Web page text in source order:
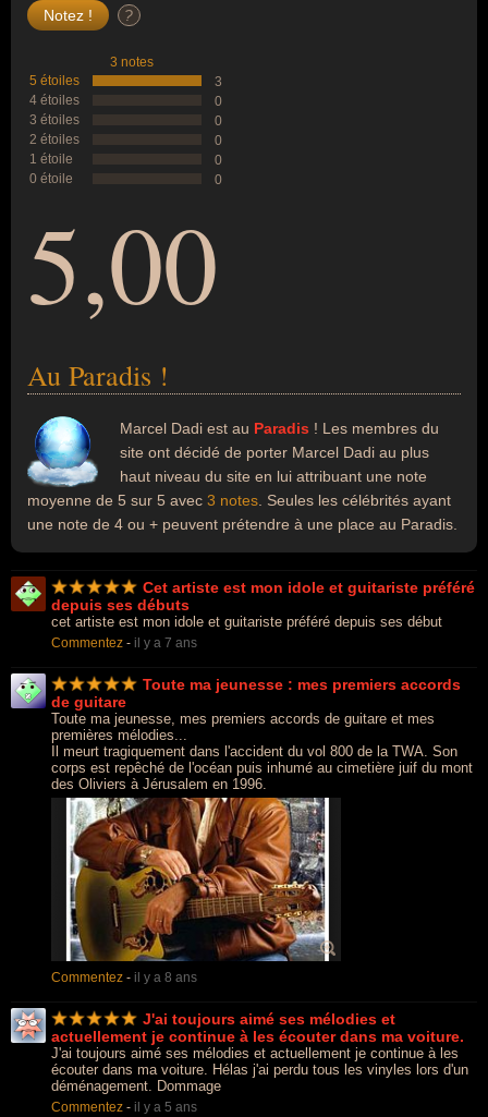
?
3 notes
5 étoiles
3
4 étoiles
0
3 étoiles
0
2 étoiles
0
1 étoile
0
0 étoile
0
5,00
Au Paradis !
Marcel Dadi est au Paradis ! Les membres du
site ont décidé de porter Marcel Dadi au plus
haut niveau du site en lui attribuant une note
moyenne de 5 sur 5 avec 3 notes . Seules les célébrités ayant
une note de 4 ou + peuvent prétendre à une place au Paradis.
Cet artiste est mon idole et guitariste préféré
depuis ses débuts
cet artiste est mon idole et guitariste préféré depuis ses début
Commentez - il y a 7 ans
Toute ma jeunesse : mes premiers accords
de guitare
Toute ma jeunesse, mes premiers accords de guitare et mes
premières mélodies...
Il meurt tragiquement dans l'accident du vol 800 de la TWA. Son
corps est repêché de l'océan puis inhumé au cimetière juif du mont
des Oliviers à Jérusalem en 1996.
Commentez - il y a 8 ans
J'ai toujours aimé ses mélodies et
actuellement je continue à les écouter dans ma voiture.
J'ai toujours aimé ses mélodies et actuellement je continue à les
écouter dans ma voiture. Hélas j'ai perdu tous les vinyles lors d'un
déménagement. Dommage
Commentez - il y a 5 ans